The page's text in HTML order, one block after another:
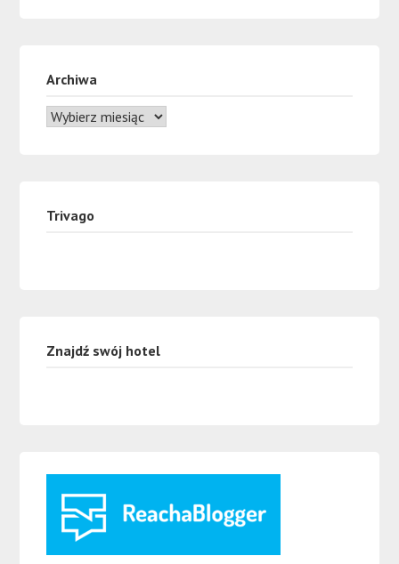
Archiwa
Trivago
Znajdź swój hotel